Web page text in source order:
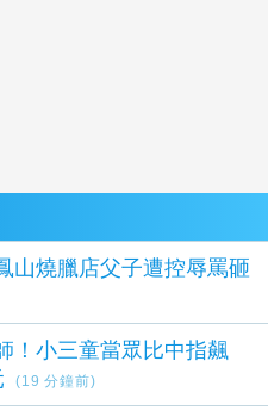
山燒臘店父子遭控辱罵砸
！小三童當眾比中指飆
(19 分鐘前)